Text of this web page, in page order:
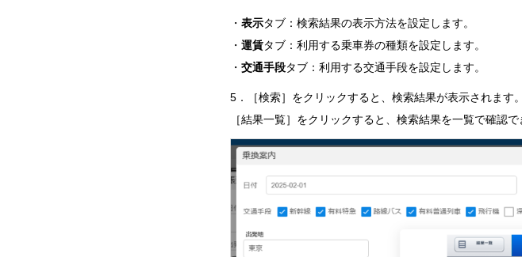
・ 表示タブ：検索結果の表示方法を設定します。
・ 運賃タブ：利用する乗車券の種類を設定します。
・ 交通手段タブ：利用する交通手段を設定します。
5．［検索］をクリックすると、検索結果が表示されます。
［結果一覧］をクリックすると、検索結果を一覧で確認で